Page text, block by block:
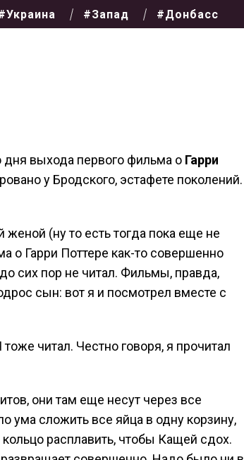
#Запад #Донбасс
дня выхода первого фильма о Гарри
у Бродского, эстафете поколений.
(ну то есть тогда пока еще не
о Гарри Поттере как-то совершенно
сих пор не читал. Фильмы, правда,
сын: вот я и посмотрел вместе с
читал. Честно говоря, я прочитал
они там еще несут через все
ума сложить все яйца в одну корзину,
расплавить, чтобы Кащей сдох.